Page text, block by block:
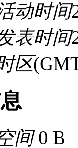
动时间
表时间
区
间0 B